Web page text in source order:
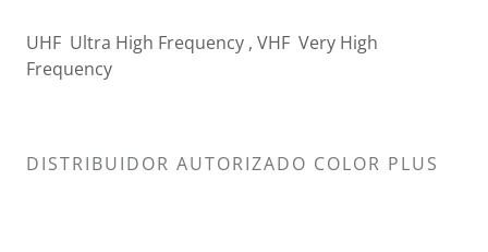
UHF Ultra High Frequency , VHF Very High
Frequency
DISTRIBUIDOR AUTORIZADO COLOR PLUS